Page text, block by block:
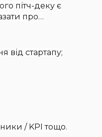
пітч-деку є
про…
від стартапу;
/ KPI тощо.